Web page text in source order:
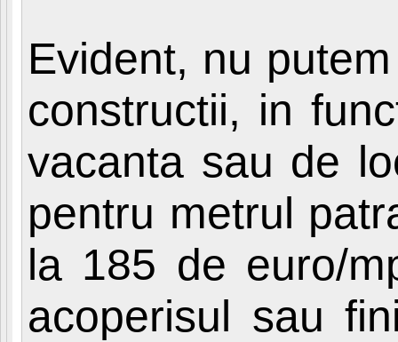
Evident, nu
constructii, in
vacanta sau de
pentru metrul
la 185 de euro/
acoperisul sau